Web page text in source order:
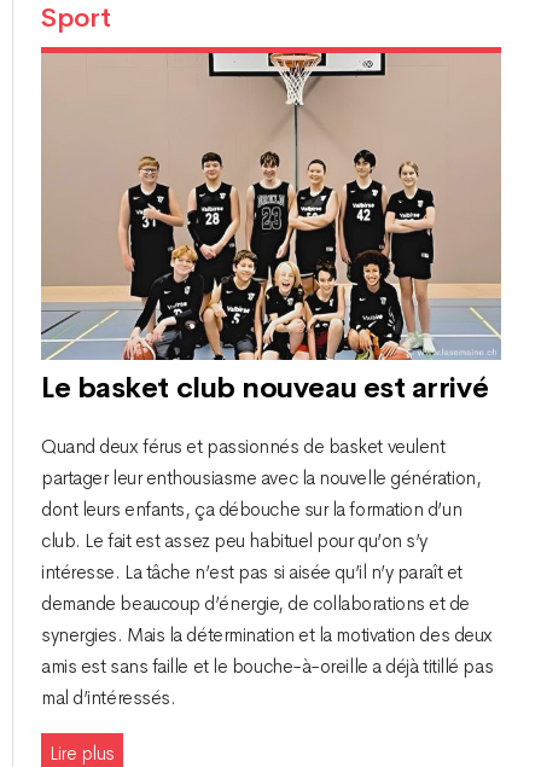
Sport
Le basket club nouveau est arrivé
Quand deux férus et passionnés de basket veulent
partager leur enthousiasme avec la nouvelle génération,
dont leurs enfants, ça débouche sur la formation d’un
club. Le fait est assez peu habituel pour qu’on s’y
intéresse. La tâche n’est pas si aisée qu’il n’y paraît et
demande beaucoup d’énergie, de collaborations et de
synergies. Mais la détermination et la motivation des deux
amis est sans faille et le bouche-à-oreille a déjà titillé pas
mal d’intéressés.
Lire plus